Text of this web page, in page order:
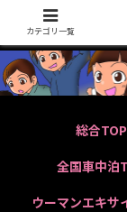
総合TOP
全国車中泊
ウーマンエキサ
カテゴリ一覧